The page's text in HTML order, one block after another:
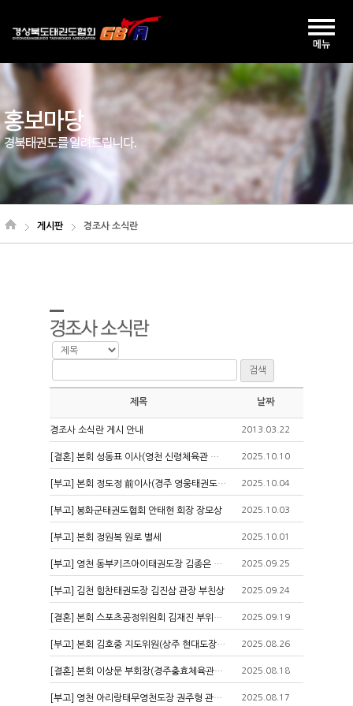
게시판 경조사 소식란
검색
제목 날짜
경조사 소식란 게시 안내 2013.03.22
[결혼] 본회 성동표 이사(영천 신령체육관 관장) 딸 결혼 2025.10.10
[부고] 본회 정도정 前이사(경주 영웅태권도장 관장) 모친상 2025.10.04
[부고] 봉화군태권도협회 안태현 회장 장모상 2025.10.03
[부고] 본회 정원복 원로 별세 2025.10.01
[부고] 영천 동부키즈아이태권도장 김종은 관장 모친상 2025.09.25
[부고] 김천 힘찬태권도장 김진삼 관장 부친상 2025.09.24
[결혼] 본회 스포츠공정위원회 김재진 부위원장 딸 결혼 2025.09.19
[부고] 본회 김호중 지도위원(상주 현대도장 관장) 모친상 2025.08.26
[결혼] 본회 이상문 부회장(경주충효체육관장) 장녀 결혼 2025.08.18
[부고] 영천 아리랑태무영천도장 권주형 관장 모친상 2025.08.17